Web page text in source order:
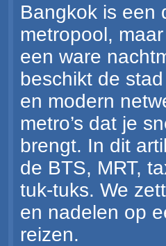
Bangkok is een
metropool,
een ware
beschikt de
en modern
metro’s dat je
brengt. In dit
de BTS, MRT,
tuk-tuks. We
en nadelen op
reizen.